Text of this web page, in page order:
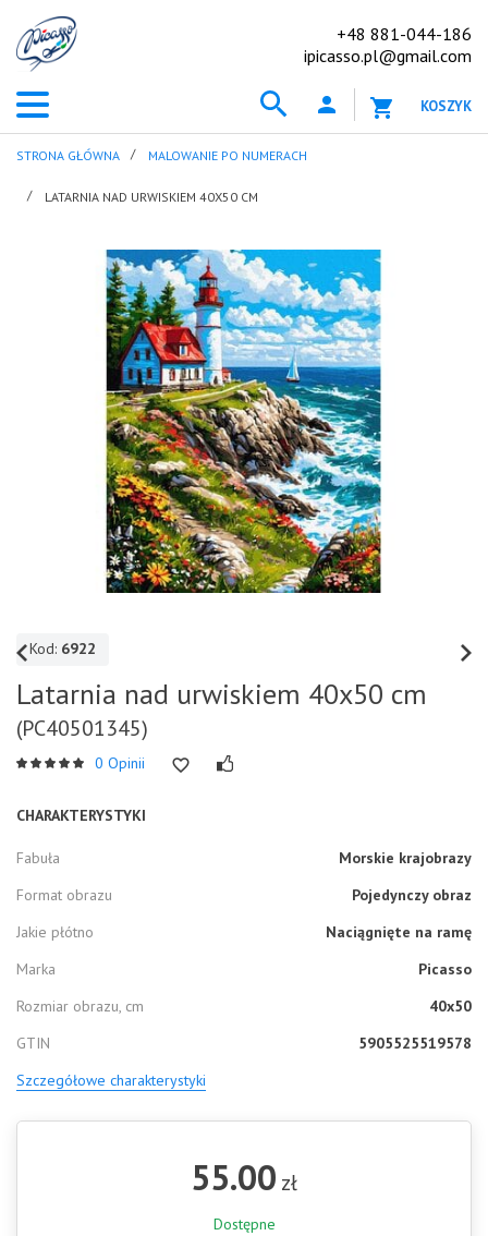
+48 881-044-186
ipicasso.pl@gmail.com
KOSZYK
STRONA GŁÓWNA MALOWANIE PO NUMERACH
LATARNIA NAD URWISKIEM 40X50 CM
Kod: 6922
Latarnia nad urwiskiem 40x50 cm
(PC40501345)
0 Opinii
CHARAKTERYSTYKI
Fabuła
Morskie krajobrazy
Format obrazu
Pojedynczy obraz
Jakie płótno
Naciągnięte na ramę
Marka
Picasso
Rozmiar obrazu, cm
40x50
GTIN
5905525519578
Szczegółowe charakterystyki
55.00 zł
Dostępne